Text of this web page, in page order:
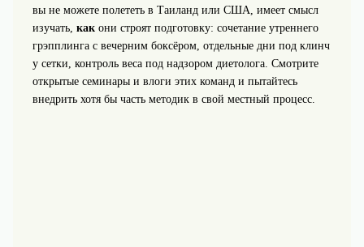
вы не можете полететь в Таиланд или США, имеет смысл
изучать, какони строят подготовку: сочетание утреннего
грэпплинга с вечерним боксёром, отдельные дни под клинч
у сетки, контроль веса под надзором диетолога. Смотрите
открытые семинары и влоги этих команд и пытайтесь
внедрить хотя бы часть методик в свой местный процесс.